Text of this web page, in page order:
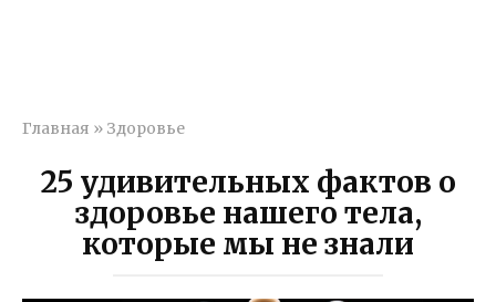
Главная » Здоровье
25 удивительных фактов о
здоровье нашего тела,
которые мы не знали